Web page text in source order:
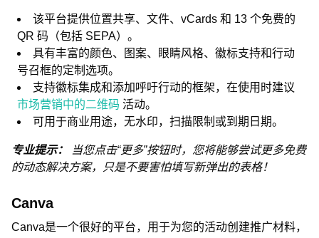
该平台提供位置共享、文件、vCards 和 13 个免费的
QR 码（包括 SEPA）。
具有丰富的颜色、图案、眼睛风格、徽标支持和行动
号召框的定制选项。
支持徽标集成和添加呼吁行动的框架，在使用时建议
市场营销中的二维码 活动。
可用于商业用途，无水印，扫描限制或到期日期。
专业提示：
当您点击“更多”按钮时，您将能够尝试更多免费
的动态解决方案，只是不要害怕填写新弹出的表格！
Canva
Canva是一个很好的平台，用于为您的活动创建推广材料，